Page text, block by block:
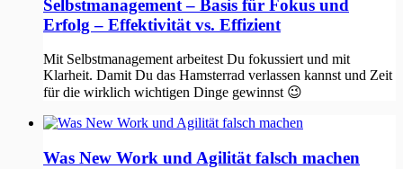
Selbstmanagement – Basis für Fokus und
Erfolg – Effektivität vs. Effizient
Mit Selbstmanagement arbeitest Du fokussiert und mit
Klarheit. Damit Du das Hamsterrad verlassen kannst und Zeit
für die wirklich wichtigen Dinge gewinnst 😉
Was New Work und Agilität falsch machen